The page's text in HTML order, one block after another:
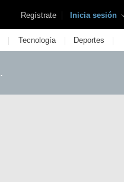
Regístrate | Inicia sesión
| Tecnología | Deportes |
.